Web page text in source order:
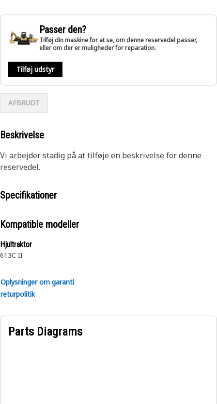
Passer den?
Tilføj din maskine for at se, om denne reservedel passer,
eller om der er muligheder for reparation.
Tilføj udstyr
AFBRUDT
Beskrivelse
Vi arbejder stadig på at tilføje en beskrivelse for denne
reservedel.
Specifikationer
Kompatible modeller
Hjultraktor
613C II
Oplysninger om garanti
returpolitik
Parts Diagrams